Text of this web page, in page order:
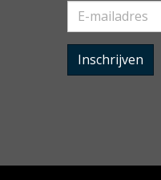
Inschrijven